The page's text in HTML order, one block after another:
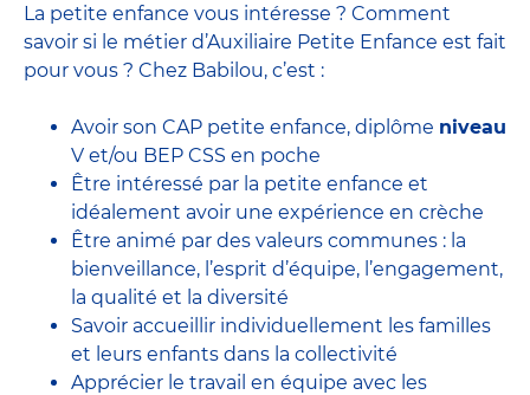
La petite enfance vous intéresse ? Comment
savoir si le métier d’Auxiliaire Petite Enfance est fait
pour vous ? Chez Babilou, c’est :
Avoir son CAP petite enfance, diplôme niveau
V et/ou BEP CSS en poche
Être intéressé par la petite enfance et
idéalement avoir une expérience en crèche
Être animé par des valeurs communes : la
bienveillance, l’esprit d’équipe, l’engagement,
la qualité et la diversité
Savoir accueillir individuellement les familles
et leurs enfants dans la collectivité
Apprécier le travail en équipe avec les